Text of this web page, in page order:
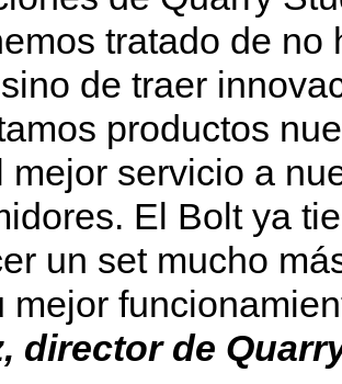
tratado de
de traer
productos
mejor servicio a
El Bolt ya
un set mucho
mejor
director de